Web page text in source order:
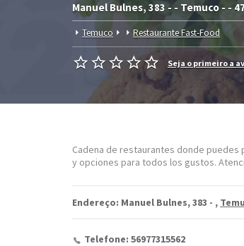
Manuel Bulnes, 383 - - Temuco - -
Temuco Restaurante Fast-Food
Seja o primeiro a
Cadena de restaurantes donde puedes
y opciones para todos los gustos.
Endereço: Manuel Bulnes, 383 - ,
Telefone: 56977315562